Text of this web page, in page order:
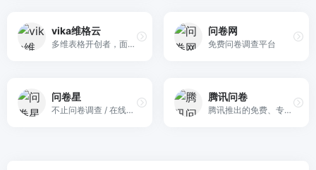
vika维格云
多维表格开创者，面向API的易用低代码平台
问卷网
免费问卷调查平台
问卷星
不止问卷调查 / 在线考试
腾讯问卷
腾讯推出的免费、专业的问卷调查系统。